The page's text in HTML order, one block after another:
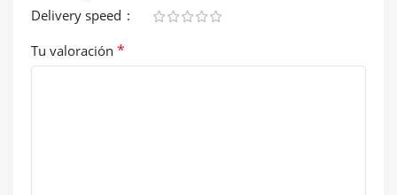
Delivery speed
Tu valoración *